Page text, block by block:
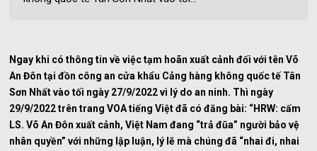
Ngay khi có thông tin về việc tạm hoãn xuất cảnh đối với tên Võ
An Đôn tại đồn công an cửa khẩu Cảng hàng không quốc tế Tân
Sơn Nhất vào tối ngày 27/9/2022 vì lý do an ninh. Thì ngày
29/9/2022 trên trang VOA tiếng Việt đã có đăng bài: “HRW: cấm
LS. Võ An Đôn xuất cảnh, Việt Nam đang “trả đũa” người bảo vệ
nhân quyền” với những lập luận, lý lẽ mà chúng đã “nhai đi, nhai